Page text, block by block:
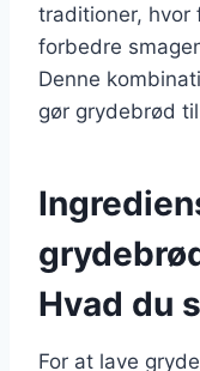
traditioner, hvor
forbedre
Denne
gør grydebrød
Hvad du
For at lave